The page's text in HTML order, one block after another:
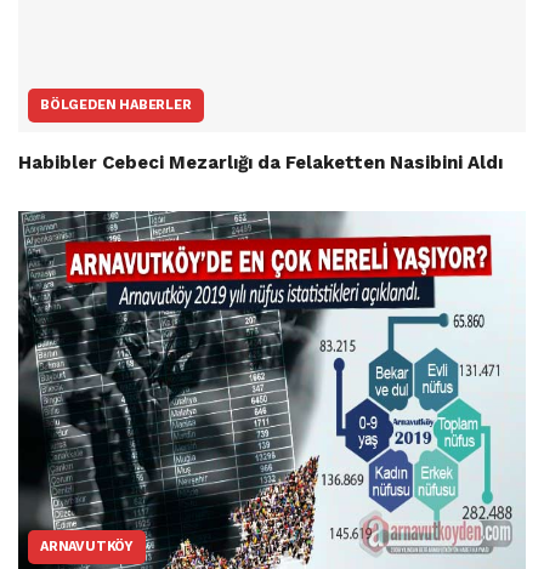
BÖLGEDEN HABERLER
Habibler Cebeci Mezarlığı da Felaketten Nasibini Aldı
ARNAVUTKÖY